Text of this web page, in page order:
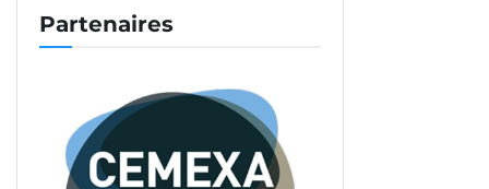
Partenaires